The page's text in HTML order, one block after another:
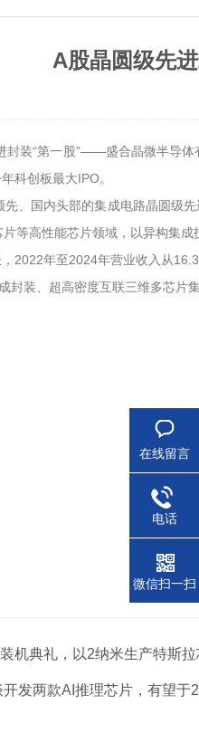
A股晶圆级先
封装“第一股”——盛合晶微半导
科创板最大IPO。
、国内头部的集成电路晶圆级
等高性能芯片领域，以异构集
2022年至2024年营业收入从
封装、超高密度互联三维多芯
机典礼，以2纳米生产特斯
发两款AI推理芯片，有望
在线留言
电话
微信扫一扫